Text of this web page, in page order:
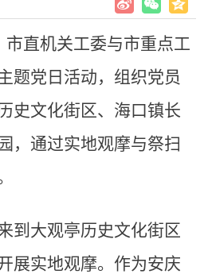
市直机关工委与市重点工
题党日活动，组织党员
史文化街区、海口镇长
，通过实地观摩与祭扫
到大观亭历史文化街区
展实地观摩。作为安庆